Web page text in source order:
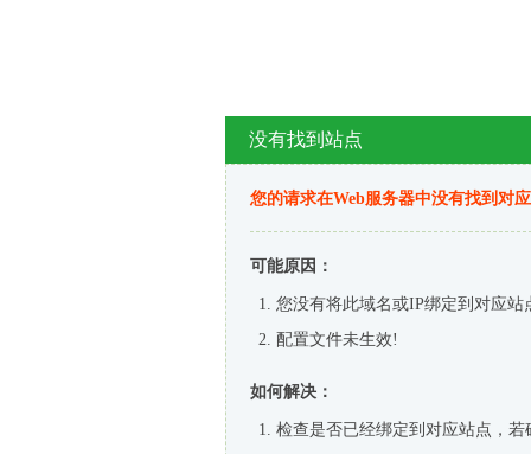
没有找到站点
您的请求在Web服务器中没有找到对
可能原因：
您没有将此域名或IP绑定到对应站
配置文件未生效!
如何解决：
检查是否已经绑定到对应站点，